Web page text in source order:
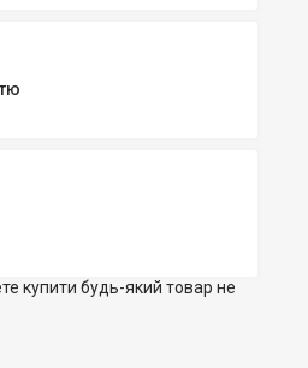
купити будь-який товар не